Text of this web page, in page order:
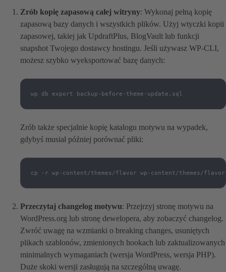
Zrób kopię zapasową całej witryny: Wykonaj pełną kopię
zapasową bazy danych i wszystkich plików. Użyj wtyczki kopii
zapasowej, takiej jak UpdraftPlus, BlogVault lub funkcji
snapshot Twojego dostawcy hostingu. Jeśli używasz WP-CLI,
możesz szybko wyeksportować bazę danych:
wp db export backup-before-theme-update.sql
Zrób także specjalnie kopię katalogu motywu na wypadek,
gdybyś musiał później porównać pliki:
cp -r wp-content/themes/flavor wp-content/themes/
Przeczytaj changelog motywu: Przejrzyj stronę motywu na
WordPress.org lub stronę dewelopera, aby zobaczyć changelog.
Zwróć uwagę na wzmianki o breaking changes, usuniętych
plikach szablonów, zmienionych hookach lub zaktualizowanych
minimalnych wymaganiach (wersja WordPress, wersja PHP).
Duże skoki wersji zasługują na szczególną uwagę.